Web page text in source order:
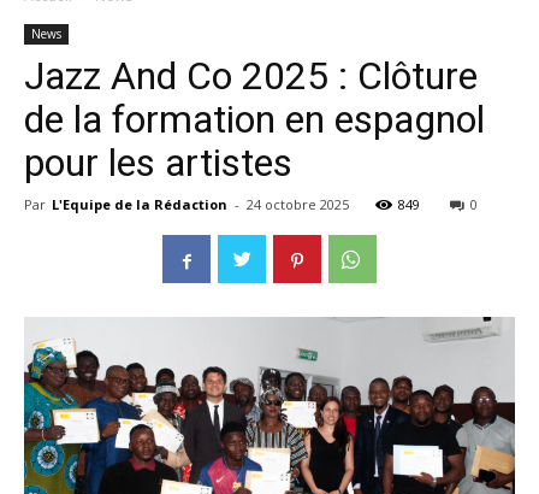
News
Jazz And Co 2025 : Clôture
de la formation en espagnol
pour les artistes
Par L'Equipe de la Rédaction - 24 octobre 2025 849 0